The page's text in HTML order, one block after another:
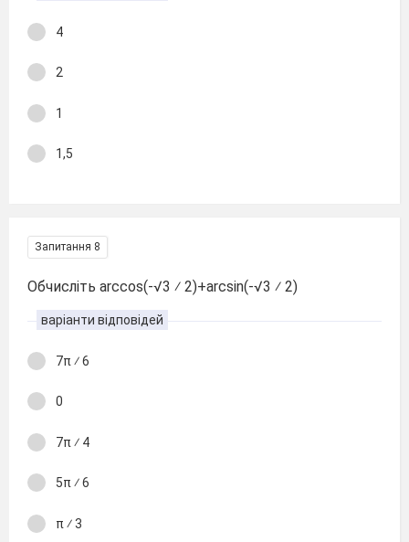
4
2
1
1,5
Запитання 8
Обчисліть arccos(-√3 ⁄ 2)+arcsin(-√3 ⁄ 2)
варіанти відповідей
7π ⁄ 6
0
7π ⁄ 4
5π ⁄ 6
π ⁄ 3